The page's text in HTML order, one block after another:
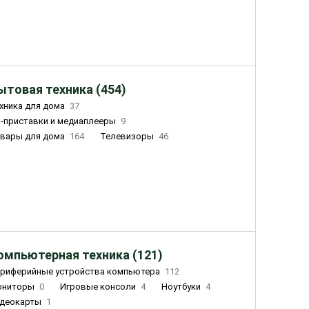
техника (454)
для дома 37
приставки и медиаплееры
9
для дома 164 Телевизоры 46
техника (121)
устройства компьютера 112
0 Игровые консоли 4 Ноутбуки 4
1